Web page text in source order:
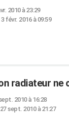
2010 à 23:29
3 févr. 2016 à 09:59
radiateur ne
2010 à 16:28
27 sept. 2010 à 21:27